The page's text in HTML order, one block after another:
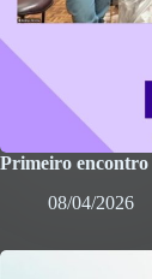
Primeiro encontro
08/04/2026